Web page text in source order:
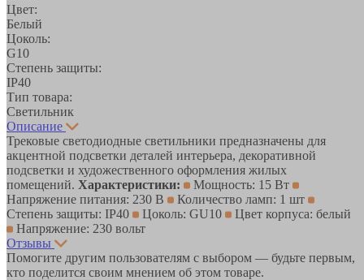
Цвет:
Белый
Цоколь:
G10
Степень защиты:
IP40
Тип товара:
Светильник
Описание
Трековые светодиодные светильники предназначены для
акцентной подсветки деталей интерьера, декоративной
подсветки и художественного оформления жилых
помещений. Характеристики:
Мощность: 15 Вт
Напряжение питания: 230 В
Количество ламп: 1 шт
Степень защиты: IP40
Цоколь: GU10
Цвет корпуса: белый
Напряжение: 230 вольт
Отзывы
Помогите другим пользователям с выбором — будьте первым,
кто поделится своим мнением об этом товаре.